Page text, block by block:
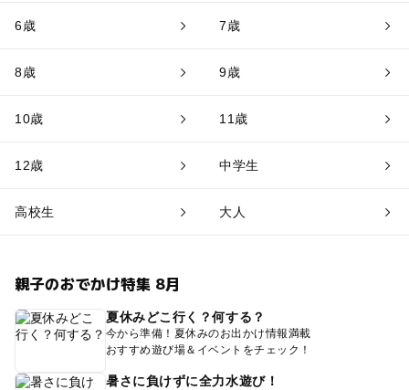
6歳 7歳
8歳 9歳
10歳 11歳
12歳 中学生
高校生 大人
親子のおでかけ特集 8月
夏休みどこ行く？何する？
今から準備！夏休みのお出かけ情報満載
おすすめ遊び場＆イベントをチェック！
暑さに負けずに全力水遊び！